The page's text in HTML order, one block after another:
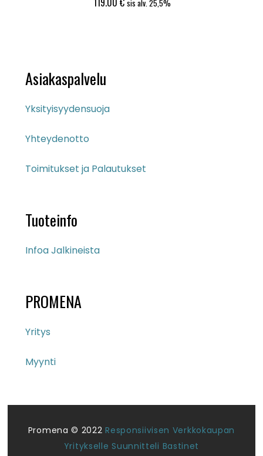
sis alv. 25,5%
Asiakaspalvelu
Yksityisyydensuoja
Yhteydenotto
Toimitukset ja Palautukset
Tuoteinfo
Infoa Jalkineista
PROMENA
Yritys
Myynti
Promena © 2022Responsiivisen Verkkokaupan
Yritykselle Suunnitteli Bastinet